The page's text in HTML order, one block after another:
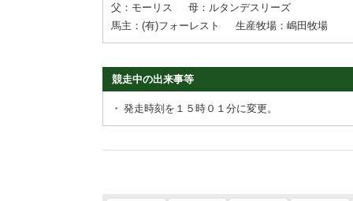
父：モーリス
母：ルタンデスリーズ
馬主：(有)フォーレスト
生産牧場：嶋田牧場
競走中の出来事等
・ 発走時刻を１５時０１分に変更。